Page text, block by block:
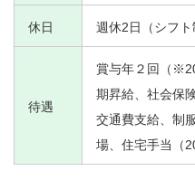
休日 週休2日（シフト
待遇
賞与年２回（
期昇給、社会保
交通費支給、制
場、住宅手当（